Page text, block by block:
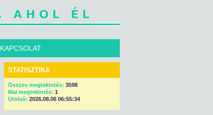
KAPCSOLAT
STATISZTIKA
Összes megtekintés: 3598
Mai megtekintés: 1
Utolsó: 2026.08.06 06:55:34